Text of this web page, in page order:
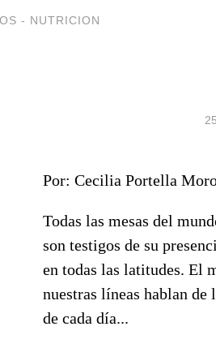
- NUTRICION
Por: Cecilia Portella
Todas las mesas del
son testigos de su
en todas las latitudes. El
nuestras líneas hablan
de cada día...